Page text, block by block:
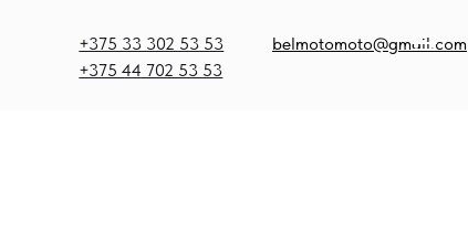
belmotomoto@gmail.com
33 302 53 53
702 53 53